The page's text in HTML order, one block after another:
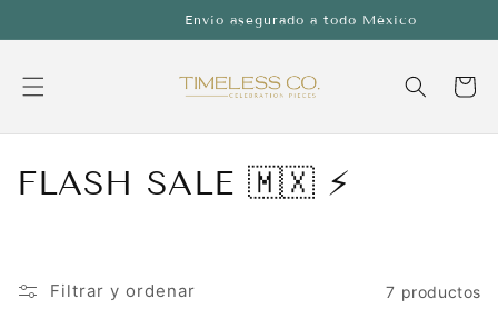
al contenido
Envío asegurado a todo México
Carrito
C
FLASH SALE 🇲🇽 ⚡
Filtrar y ordenar 7 productos